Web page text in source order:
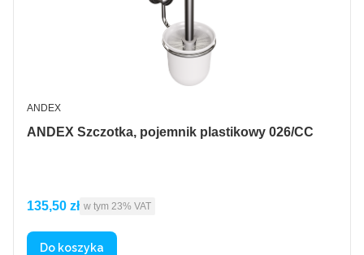
ANDEX Szczotka, pojemnik plastikowy 026/CC
PRODUCENT
ANDEX
Cena brutto
135,50 zł w tym %s VAT
w tym 23% VAT
Do koszyka